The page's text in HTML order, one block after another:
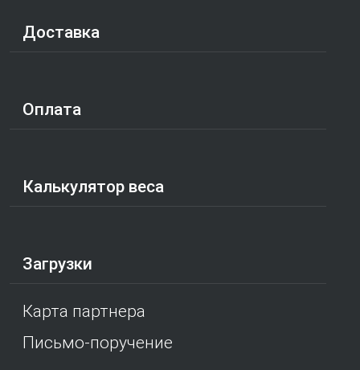
Доставка
Оплата
Калькулятор веса
Загрузки
Карта партнера
Письмо-поручение